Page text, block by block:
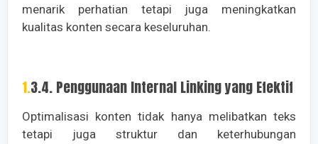
menarik perhatian tetapi juga meningkatkan
kualitas konten secara keseluruhan.
1.3.4. Penggunaan Internal Linking yang Efektif
Optimalisasi konten tidak hanya melibatkan teks
tetapi juga struktur dan keterhubungan